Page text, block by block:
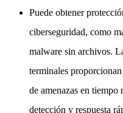
Puede obtener
ciberseguridad, como
malware sin archivos.
terminales
de amenazas en
detección y respuesta